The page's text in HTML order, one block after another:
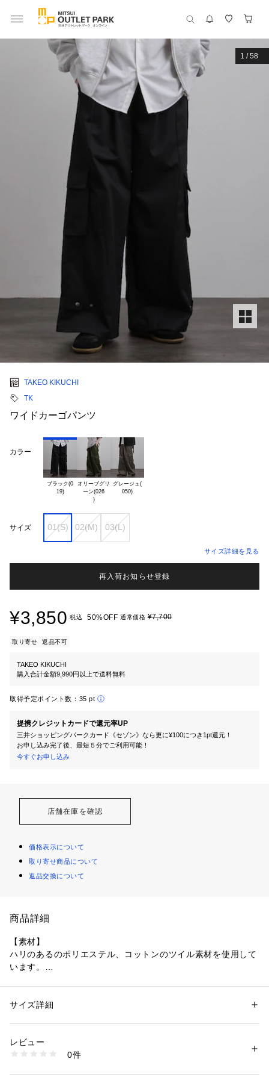
1 /58
TAKEO KIKUCHI
TK
ワイドカーゴパンツ
カラー
ブラック(0
19)
オリーブグリ
ーン(026
)
グレージュ(
サイズ 01(S) 02(M) 03(L)
サイズ詳細を見る
再入荷お知らせ登録
¥3,850 税込 50%OFF 通常価格¥7,700
取り寄せ 返品不可
TAKEO KIKUCHI
購入合計金額9,990円以上で送料無料
取得予定ポイント数： 35 pt
提携クレジットカードで還元率UP
三井ショッピングパークカード《セゾン》なら更に¥100につき1pt還元！
お申し込み完了後、最短５分でご利用可能！
今すぐお申し込み
店舗在庫を確認
価格表示について
取り寄せ商品について
返品交換について
商品詳細
【素材】
ハリのあるのポリエステル、コットンのツイル素材を使用して
います。
カジュアルなカーゴパンツをキレイめな印象に仕上げました。
す。
性別：メンズ
素材：ポリエステル82％ コットン18％
商品番号：
170-74402 （ショップ）
サイズ詳細
レビュー
0件